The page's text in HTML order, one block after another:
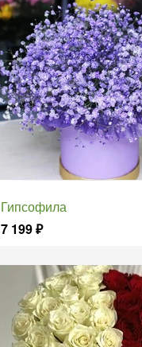
Гипсофила
7 199₽